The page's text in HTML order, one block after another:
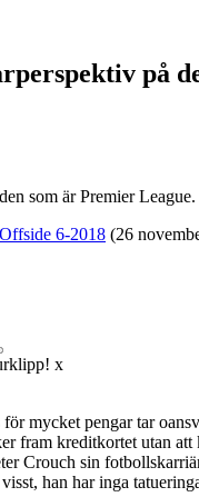
på
som är Premier
Offside 6-2018 (26
x
mycket pengar tar
fram kreditkortet utan
Crouch sin
han har inga